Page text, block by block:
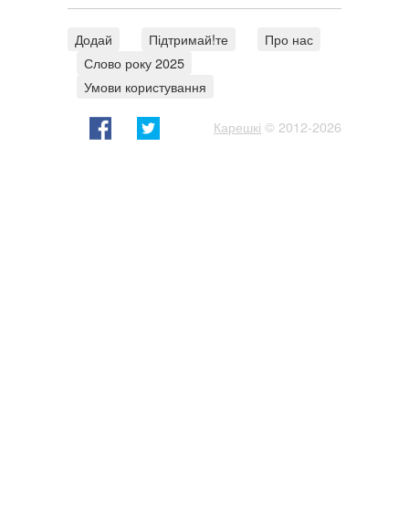
Додай Підтримай!те
Про нас
Слово року 2025
Умови користування
Карешкі © 2012-2026